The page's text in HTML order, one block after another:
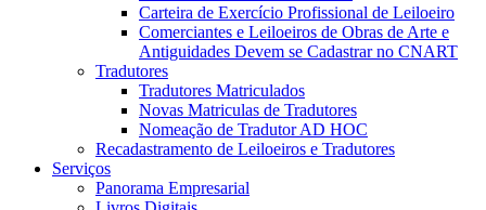
Carteira de Exercício Profissional de Leiloeiro
Comerciantes e Leiloeiros de Obras de Arte e
Antiguidades Devem se Cadastrar no CNART
Tradutores
Tradutores Matriculados
Novas Matriculas de Tradutores
Nomeação de Tradutor AD HOC
Recadastramento de Leiloeiros e Tradutores
Serviços
Panorama Empresarial